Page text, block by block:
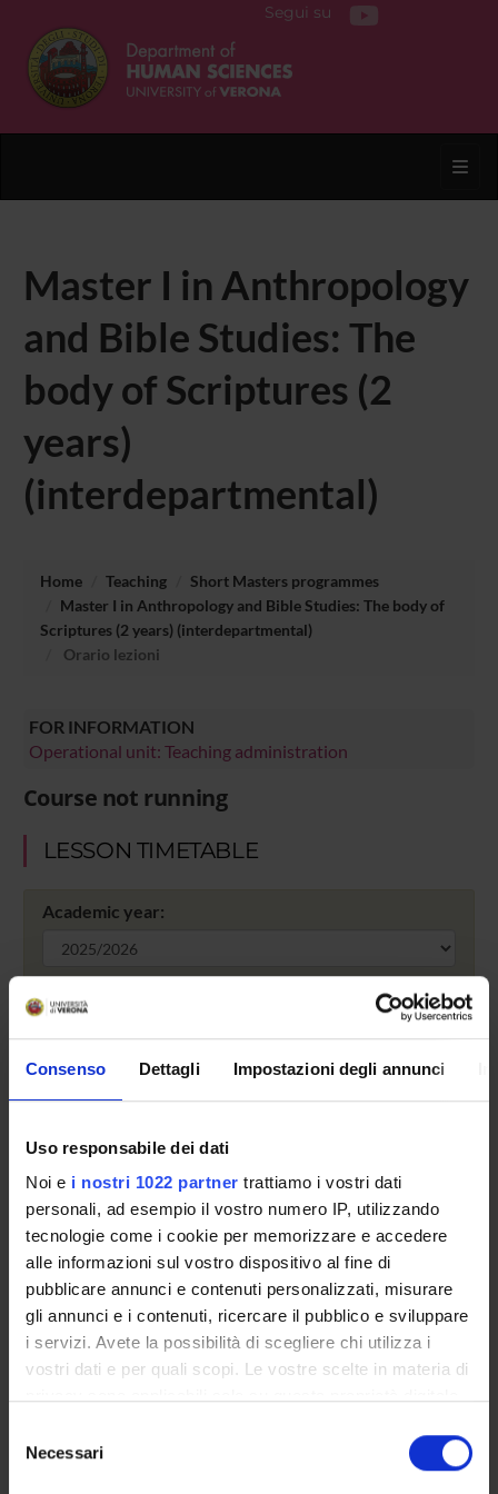
Consenso Dettagli Impostazioni degli annunci
Uso responsabile dei dati
Noi e i nostri 1022 partner trattiamo i vostri dati
personali, ad esempio il vostro numero IP, utilizzando
tecnologie come i cookie per memorizzare e accedere
alle informazioni sul vostro dispositivo al fine di
pubblicare annunci e contenuti personalizzati, misurare
gli annunci e i contenuti, ricercare il pubblico e sviluppare
i servizi. Avete la possibilità di scegliere chi utilizza i
vostri dati e per quali scopi. Le vostre scelte in materia di
modificare o revocare il proprio consenso in qualsiasi
momento dalla Dichiarazione sui cookie o facendo clic
delNecessari
Segui su
Master I in Anthropology
and Bible Studies: The
body of Scriptures (2
years)
(interdepartmental)
Home Teaching
Short Masters programmes
Master I in Anthropology and Bible Studies: The body of
Scriptures (2 years) (interdepartmental)
Orario lezioni
FOR INFORMATION
Operational unit: Teaching administration
Course not running
LESSON TIMETABLE
Academic year:
Enrolment Procedures and Admission Requirements
Piani didattici
Calendario didattico
Insegnamenti
Orario lezioni
Bulletin board
Documents